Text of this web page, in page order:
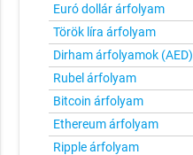
Euró dollár árfolyam
Török líra árfolyam
Dirham árfolyamok (AED)
Rubel árfolyam
Bitcoin árfolyam
Ethereum árfolyam
Ripple árfolyam